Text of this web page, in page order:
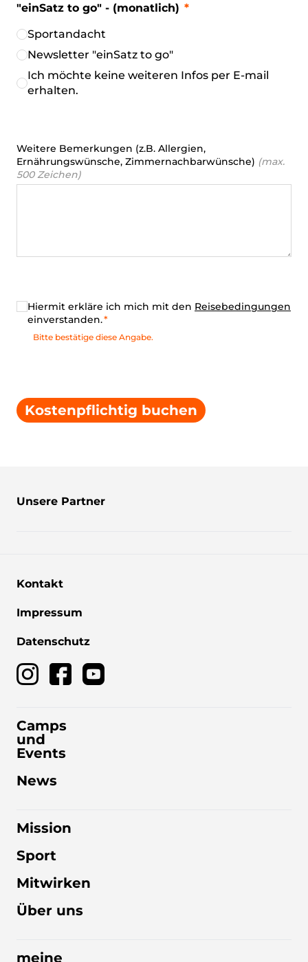
"einSatz to go" - (monatlich)
Sportandacht
Newsletter "einSatz to go"
Ich möchte keine weiteren Infos per E-mail
erhalten.
Weitere Bemerkungen (z.B. Allergien,
Ernährungswünsche, Zimmernachbarwünsche) (max.
500 Zeichen)
Hiermit erkläre ich mich mit den Reisebedingungen
einverstanden.
Bitte bestätige diese Angabe.
Kostenpflichtig buchen
Unsere Partner
Kontakt
Impressum
Datenschutz
Camps
und
Events
News
Mission
Sport
Mitwirken
Über uns
meine